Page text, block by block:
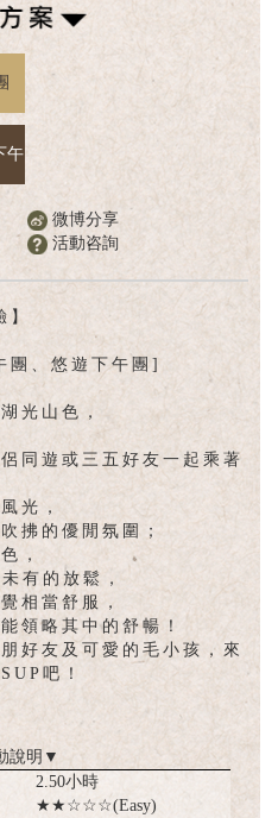
午
微博分享
活動咨詢
】
團、悠遊下午團]
光山色，
同遊或三五好友一起乘著
光，
拂的優閒氛圍；
，
有的放鬆，
相當舒服，
領略其中的舒暢！
好友及可愛的毛小孩，來
吧！
說明 ▼
2.50小時
★★☆☆☆(Easy)